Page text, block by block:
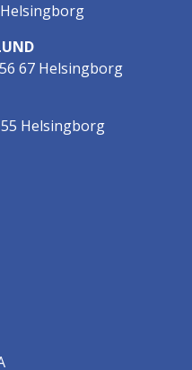
67 Helsingborg
Helsingborg